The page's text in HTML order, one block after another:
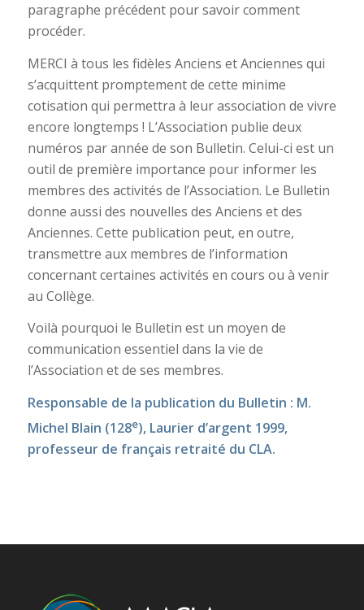
paragraphe précédent pour savoir comment
procéder.
MERCI à tous les fidèles Anciens et Anciennes qui
s’acquittent promptement de cette minime
cotisation qui permettra à leur association de vivre
encore longtemps ! L’Association publie deux
numéros par année de son Bulletin. Celui-ci est un
outil de première importance pour informer les
membres des activités de l’Association. Le Bulletin
donne aussi des nouvelles des Anciens et des
Anciennes. Cette publication peut, en outre,
transmettre aux membres de l’information
concernant certaines activités en cours ou à venir
au Collège.
Voilà pourquoi le Bulletin est un moyen de
communication essentiel dans la vie de
l’Association et de ses membres.
Responsable de la publication du Bulletin : M.
Michel Blain (128e), Laurier d’argent 1999,
professeur de français retraité du CLA.